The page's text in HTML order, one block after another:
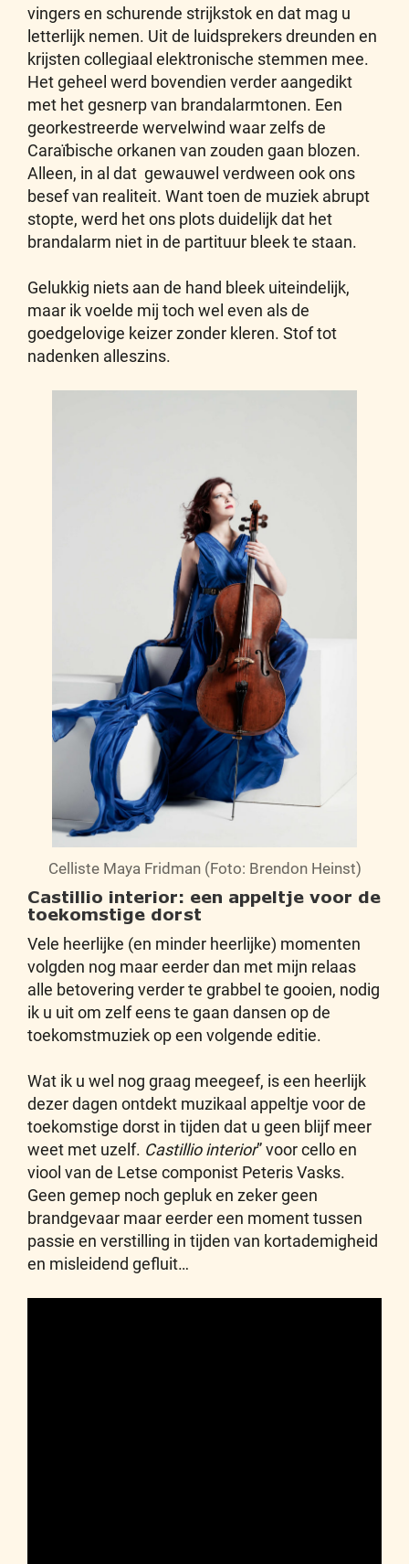
vingers en schurende strijkstok en dat mag u
letterlijk nemen. Uit de luidsprekers dreunden en
krijsten collegiaal elektronische stemmen mee.
Het geheel werd bovendien verder aangedikt
met het gesnerp van brandalarmtonen. Een
georkestreerde wervelwind waar zelfs de
Caraïbische orkanen van zouden gaan blozen.
Alleen, in al dat gewauwel verdween ook ons
besef van realiteit. Want toen de muziek abrupt
stopte, werd het ons plots duidelijk dat het
brandalarm niet in de partituur bleek te staan.
Gelukkig niets aan de hand bleek uiteindelijk,
maar ik voelde mij toch wel even als de
goedgelovige keizer zonder kleren. Stof tot
nadenken alleszins.
Celliste Maya Fridman (Foto: Brendon Heinst)
Castillio interior: een appeltje voor de
toekomstige dorst
Vele heerlijke (en minder heerlijke) momenten
volgden nog maar eerder dan met mijn relaas
alle betovering verder te grabbel te gooien, nodig
ik u uit om zelf eens te gaan dansen op de
toekomstmuziek op een volgende editie.
Wat ik u wel nog graag meegeef, is een heerlijk
dezer dagen ontdekt muzikaal appeltje voor de
toekomstige dorst in tijden dat u geen blijf meer
weet met uzelf. Castillio interior” voor cello en
viool van de Letse componist Peteris Vasks.
Geen gemep noch gepluk en zeker geen
brandgevaar maar eerder een moment tussen
passie en verstilling in tijden van kortademigheid
en misleidend gefluit…